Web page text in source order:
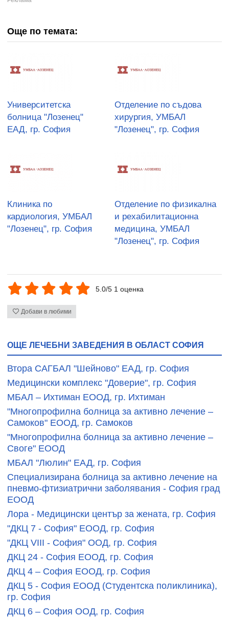
Още по темата:
Университетска
болница "Лозенец"
ЕАД, гр. София
Отделение по съдова
хирургия, УМБАЛ
"Лозенец", гр. София
Клиника по
кардиология, УМБАЛ
"Лозенец", гр. София
Отделение по физикална
и рехабилитационна
медицина, УМБАЛ
"Лозенец", гр. София
5.0/5 1 оценка
Добави в любими
ОЩЕ ЛЕЧЕБНИ ЗАВЕДЕНИЯ В ОБЛАСТ СОФИЯ
Втора САГБАЛ "Шейново" ЕАД, гр. София
Медицински комплекс "Доверие", гр. София
МБАЛ – Ихтиман ЕООД, гр. Ихтиман
"Многопрофилна болница за активно лечение –
Самоков" ЕООД, гр. Самоков
"Многопрофилна болница за активно лечение –
Своге" ЕООД
МБАЛ "Люлин" ЕАД, гр. София
Специализирана болница за активно лечение на
пневмо-фтизиатрични заболявания - София град
ЕООД
Лора - Медицински център за жената, гр. София
"ДКЦ 7 - София" ЕООД, гр. София
"ДКЦ VIII - София" ООД, гр. София
ДКЦ 24 - София ЕООД, гр. София
ДКЦ 4 – София ЕООД, гр. София
ДКЦ 5 - София ЕООД (Студентска поликлиника),
гр. София
ДКЦ 6 – София ООД, гр. София